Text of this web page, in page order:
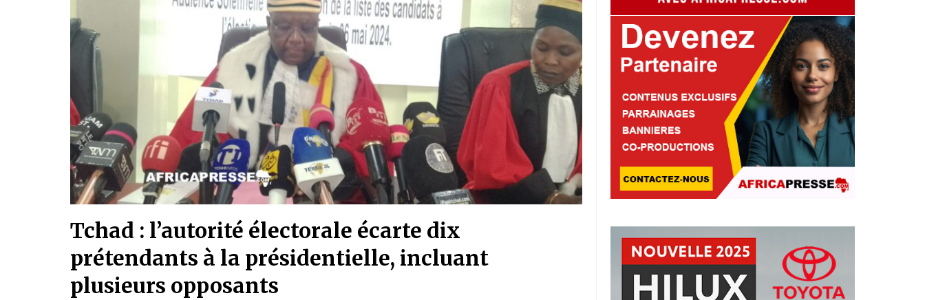
Tchad : l’autorité électorale écarte dix
prétendants à la présidentielle, incluant
plusieurs opposants